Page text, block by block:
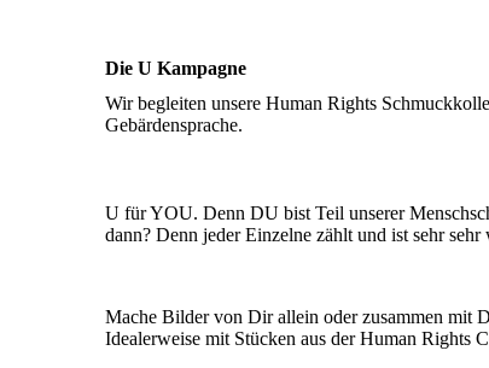
Die U Kampagne
Wir begleiten unsere Human Rights
Gebärdensprache.
U für YOU. Denn DU bist Teil unserer
dann? Denn jeder Einzelne zählt und ist sehr
Mache Bilder von Dir allein oder zusammen mit
Idealerweise mit Stücken aus der Human Rights